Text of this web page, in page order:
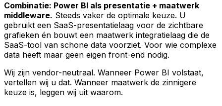
Combinatie: Power BI als presentatie + maatwerk
middleware. Steeds vaker de optimale keuze. U
gebruikt een SaaS-presentatielaag voor de zichtbare
grafieken én bouwt een maatwerk integratielaag die de
SaaS-tool van schone data voorziet. Voor wie complexe
data heeft maar geen eigen front-end nodig.
Wij zijn vendor-neutraal. Wanneer Power BI volstaat,
vertellen wij u dat. Wanneer maatwerk de zinnigere
keuze is, leggen wij uit waarom.